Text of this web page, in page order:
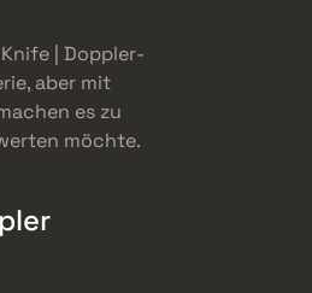
| Doppler-
aber mit
es zu
möchte.